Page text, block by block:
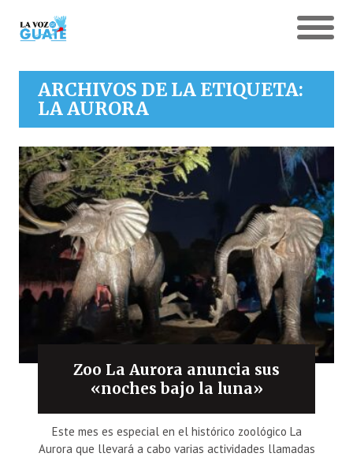
ARCHIVOS DE LA ETIQUETA:
LA AURORA
Zoo La Aurora anuncia sus
«noches bajo la luna»
Este mes es especial en el histórico zoológico La
Aurora que llevará a cabo varias actividades llamadas